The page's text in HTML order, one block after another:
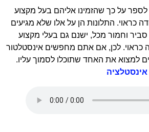
לספר על כך שהזמינו אליהם בעל מקצוע
כראוי. התלונות הן על אלו שלא מגיעים
וחמור מכל, ישנם גם בעלי מקצוע
כראוי. לכן, אם אתם מחפשים אינסטלטור
למצוא את האחד שתוכלו לסמוך עליו.